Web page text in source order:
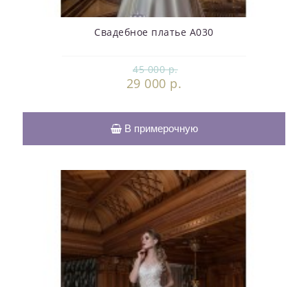
Свадебное платье А030
45 000 р.
29 000 р.
В примерочную